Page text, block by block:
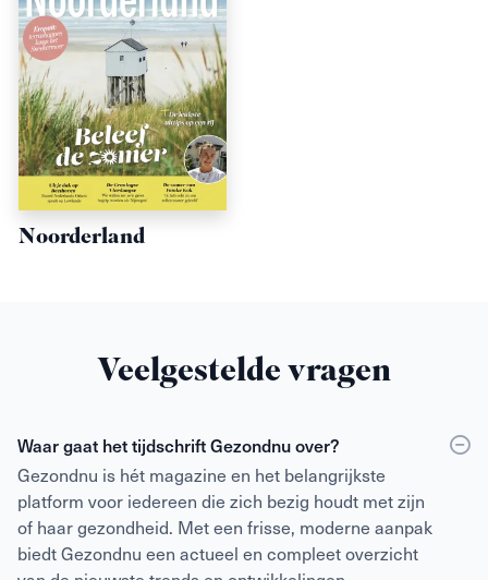
Noorderland
Veelgestelde vragen
Waar gaat het tijdschrift Gezondnu over?
Gezondnu is hét magazine en het belangrijkste
platform voor iedereen die zich bezig houdt met zijn
of haar gezondheid. Met een frisse, moderne aanpak
biedt Gezondnu een actueel en compleet overzicht